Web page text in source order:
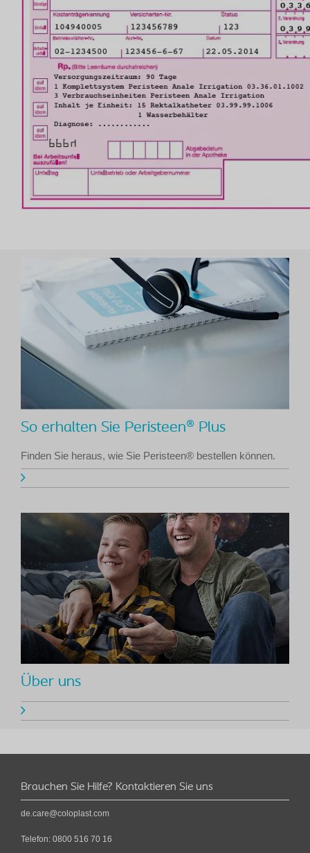
So erhalten Sie Peristeen® Plus
Finden Sie heraus, wie Sie Peristeen® bestellen können.
Über uns
Brauchen Sie Hilfe? Kontaktieren Sie uns
de.care@coloplast.com
Telefon: 0800 516 70 16